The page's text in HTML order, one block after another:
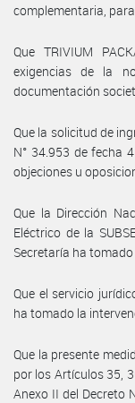
complementaria,
Que TRIVIUM
exigencias de la
documentación
Que la solicitud de
N° 34.953 de fecha
objeciones u
Que la Dirección
Eléctrico de la
Secretaría ha
Que el servicio
ha tomado la
Que la presente
por los Artículos 35,
Anexo II del Decreto